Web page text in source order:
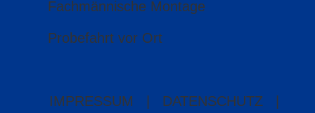
Fachmännische Montage
Probefahrt vor Ort
IMPRESSUM DATENSCHUTZ